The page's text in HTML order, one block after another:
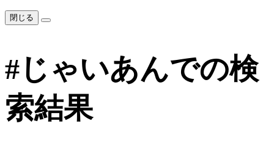
閉じる
#じゃいあんでの検
索結果